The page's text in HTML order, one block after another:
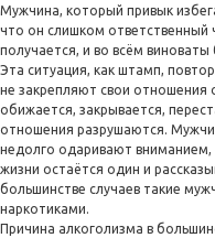
Мужчина, который привык
что он слишком ответственный
получается, и во всём
Эта ситуация, как штамп,
не закрепляют свои
обижается, закрывается,
отношения разрушаются.
недолго одаривают вниманием,
жизни остаётся один и
большинстве случаев такие
наркотиками.
Причина алкоголизма в